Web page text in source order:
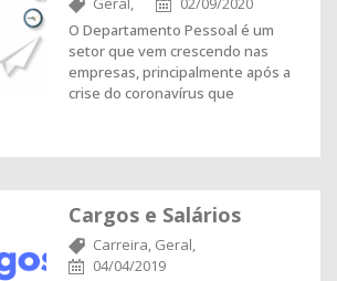
O Departamento Pessoal é um
setor que vem crescendo nas
empresas, principalmente após a
crise do coronavírus que
Cargos e Salários
Carreira, Geral,
04/04/2019